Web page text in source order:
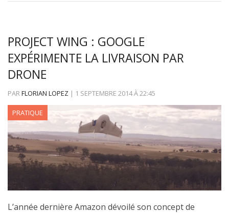
PROJECT WING : GOOGLE
EXPÉRIMENTE LA LIVRAISON PAR
DRONE
PARFLORIAN LOPEZ | 1 SEPTEMBRE 2014À22:45
PRATIQUE
L’année dernière Amazon dévoilé son concept de